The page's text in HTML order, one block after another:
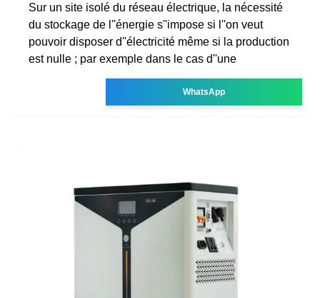
Sur un site isolé du réseau électrique, la nécessité
du stockage de l''énergie s''impose si l''on veut
pouvoir disposer d''électricité même si la production
est nulle ; par exemple dans le cas d''une
WhatsApp